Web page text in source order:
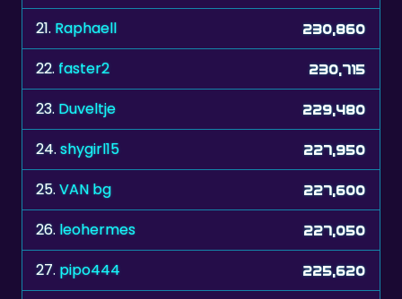
21. Raphaell 230,860
22.faster2 230,715
23. Duveltje 229,480
24.shygirl15 227,950
25.VAN bg 227,600
26. leohermes 227,050
27. pipo444 225,620